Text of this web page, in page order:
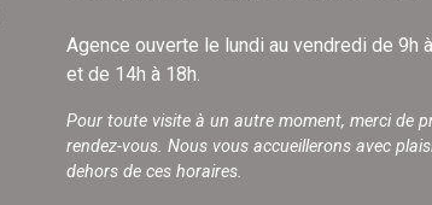
Agence ouverte le lundi au vendredi de 9h
et de 14h à 18h.
Pour toute visite à un autre moment, merci de
rendez-vous. Nous vous accueillerons avec
dehors de ces horaires.